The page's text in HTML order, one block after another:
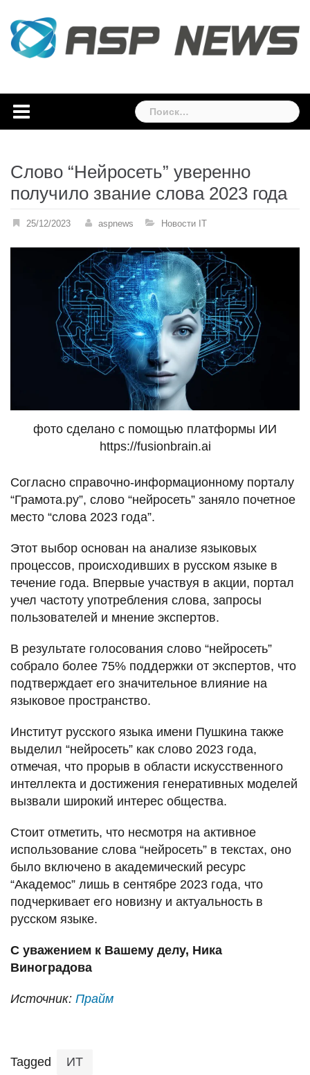
content
Найти:
Слово “Нейросеть” уверенно
получило звание слова 2023 года
25/12/2023 aspnews Новости IT
фото сделано с помощью платформы ИИ
https://fusionbrain.ai
Согласно справочно-информационному порталу
“Грамота.ру”, слово “нейросеть” заняло почетное
место “слова 2023 года”.
Этот выбор основан на анализе языковых
процессов, происходивших в русском языке в
течение года. Впервые участвуя в акции, портал
учел частоту употребления слова, запросы
пользователей и мнение экспертов.
В результате голосования слово “нейросеть”
собрало более 75% поддержки от экспертов, что
подтверждает его значительное влияние на
языковое пространство.
Институт русского языка имени Пушкина также
выделил “нейросеть” как слово 2023 года,
отмечая, что прорыв в области искусственного
интеллекта и достижения генеративных моделей
вызвали широкий интерес общества.
Стоит отметить, что несмотря на активное
использование слова “нейросеть” в текстах, оно
было включено в академический ресурс
“Академос” лишь в сентябре 2023 года, что
подчеркивает его новизну и актуальность в
русском языке.
С уважением к Вашему делу, Ника
Виноградова
Источник: Прайм
Tagged ИТ